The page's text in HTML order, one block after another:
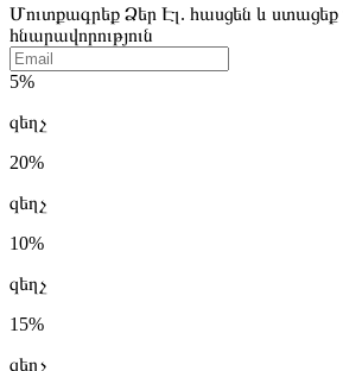
Մուտքագրեք Ձեր Էլ. հասցեն և
հնարավորություն
5%
զեղչ
20%
զեղչ
10%
զեղչ
15%
զեղչ